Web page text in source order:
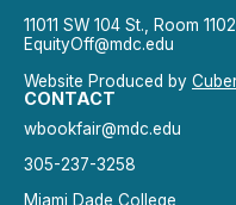
11011 SW 104 St., Room
EquityOff@mdc.edu
Website Produced by
CONTACT
wbookfair@mdc.edu
305-237-3258
Miami Dade College